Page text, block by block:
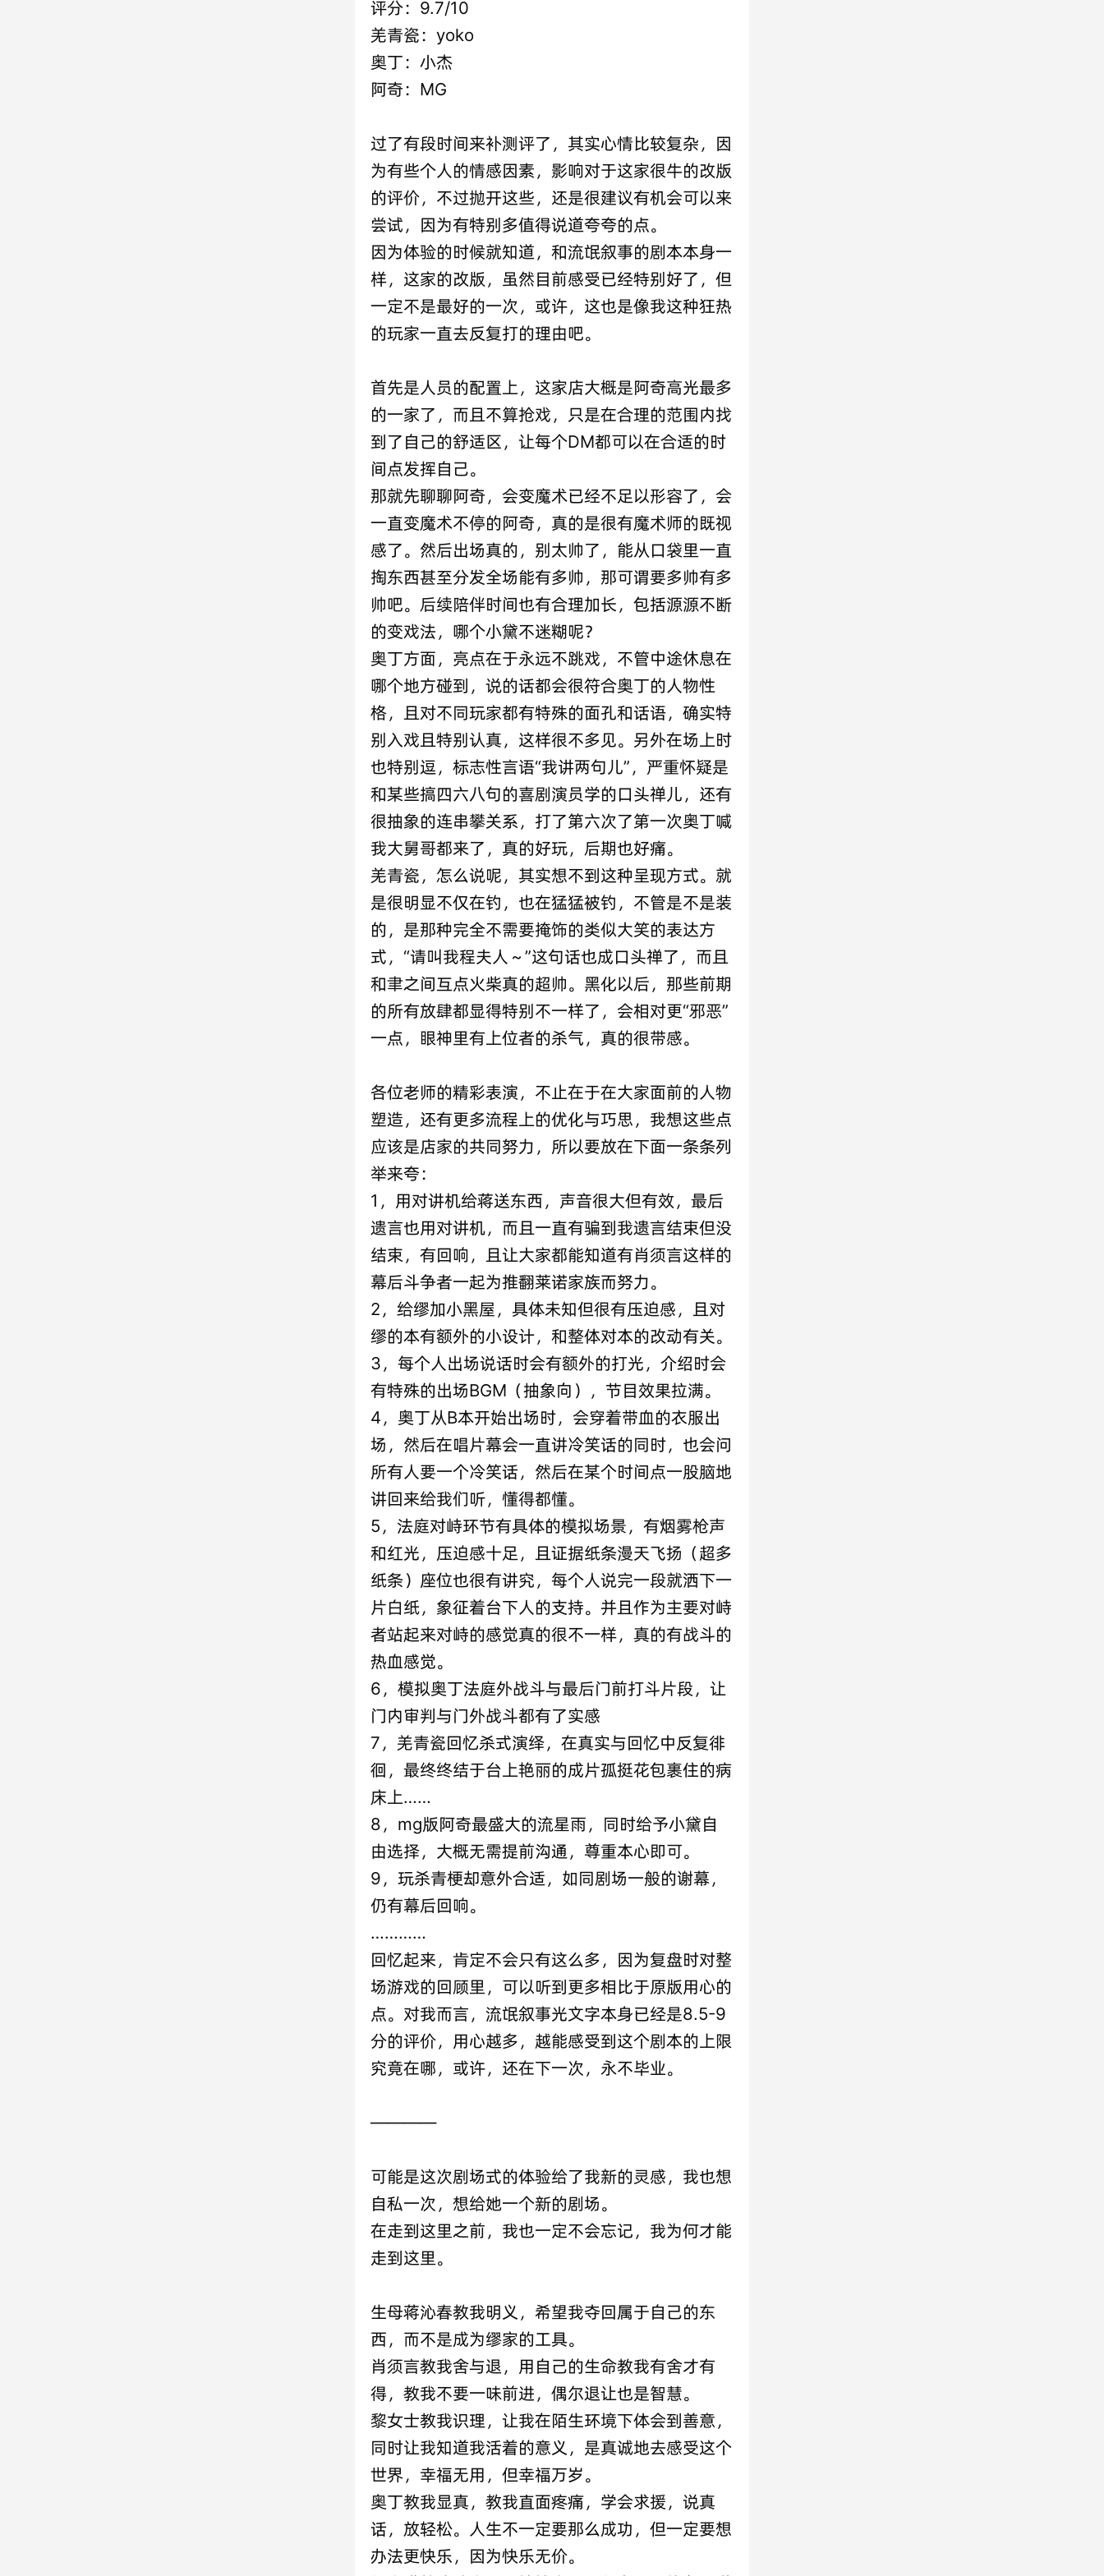
评分：9.7/10
羌青瓷：yoko
奥丁：小杰
阿奇：MG
过了有段时间来补测评了，其实心情比较复杂，因
为有些个人的情感因素，影响对于这家很牛的改版
的评价，不过抛开这些，还是很建议有机会可以来
尝试，因为有特别多值得说道夸夸的点。
因为体验的时候就知道，和流氓叙事的剧本本身一
样，这家的改版，虽然目前感受已经特别好了，但
一定不是最好的一次，或许，这也是像我这种狂热
的玩家一直去反复打的理由吧。
首先是人员的配置上，这家店大概是阿奇高光最多
的一家了，而且不算抢戏，只是在合理的范围内找
到了自己的舒适区，让每个DM都可以在合适的时
间点发挥自己。
那就先聊聊阿奇，会变魔术已经不足以形容了，会
一直变魔术不停的阿奇，真的是很有魔术师的既视
感了。然后出场真的，别太帅了，能从口袋里一直
掏东西甚至分发全场能有多帅，那可谓要多帅有多
帅吧。后续陪伴时间也有合理加长，包括源源不断
的变戏法，哪个小黛不迷糊呢？
奥丁方面，亮点在于永远不跳戏，不管中途休息在
哪个地方碰到，说的话都会很符合奥丁的人物性
格，且对不同玩家都有特殊的面孔和话语，确实特
别入戏且特别认真，这样很不多见。另外在场上时
也特别逗，标志性言语“我讲两句儿”，严重怀疑是
和某些搞四六八句的喜剧演员学的口头禅儿，还有
很抽象的连串攀关系，打了第六次了第一次奥丁喊
我大舅哥都来了，真的好玩，后期也好痛。
羌青瓷，怎么说呢，其实想不到这种呈现方式。就
是很明显不仅在钓，也在猛猛被钓，不管是不是装
的，是那种完全不需要掩饰的类似大笑的表达方
式，“请叫我程夫人～”这句话也成口头禅了，而且
和聿之间互点火柴真的超帅。黑化以后，那些前期
的所有放肆都显得特别不一样了，会相对更“邪恶”
一点，眼神里有上位者的杀气，真的很带感。
各位老师的精彩表演，不止在于在大家面前的人物
塑造，还有更多流程上的优化与巧思，我想这些点
应该是店家的共同努力，所以要放在下面一条条列
举来夸：
1，用对讲机给蒋送东西，声音很大但有效，最后
遗言也用对讲机，而且一直有骗到我遗言结束但没
结束，有回响，且让大家都能知道有肖须言这样的
幕后斗争者一起为推翻莱诺家族而努力。
2，给缪加小黑屋，具体未知但很有压迫感，且对
缪的本有额外的小设计，和整体对本的改动有关。
3，每个人出场说话时会有额外的打光，介绍时会
有特殊的出场BGM（抽象向），节目效果拉满。
4，奥丁从B本开始出场时，会穿着带血的衣服出
场，然后在唱片幕会一直讲冷笑话的同时，也会问
所有人要一个冷笑话，然后在某个时间点一股脑地
讲回来给我们听，懂得都懂。
5，法庭对峙环节有具体的模拟场景，有烟雾枪声
和红光，压迫感十足，且证据纸条漫天飞扬（超多
纸条）座位也很有讲究，每个人说完一段就洒下一
片白纸，象征着台下人的支持。并且作为主要对峙
者站起来对峙的感觉真的很不一样，真的有战斗的
热血感觉。
6，模拟奥丁法庭外战斗与最后门前打斗片段，让
门内审判与门外战斗都有了实感
7，羌青瓷回忆杀式演绎，在真实与回忆中反复徘
徊，最终终结于台上艳丽的成片孤挺花包裹住的病
床上……
8，mg版阿奇最盛大的流星雨，同时给予小黛自
由选择，大概无需提前沟通，尊重本心即可。
9，玩杀青梗却意外合适，如同剧场一般的谢幕，
仍有幕后回响。
…………
回忆起来，肯定不会只有这么多，因为复盘时对整
场游戏的回顾里，可以听到更多相比于原版用心的
点。对我而言，流氓叙事光文字本身已经是8.5-9
分的评价，用心越多，越能感受到这个剧本的上限
究竟在哪，或许，还在下一次，永不毕业。
————
可能是这次剧场式的体验给了我新的灵感，我也想
自私一次，想给她一个新的剧场。
在走到这里之前，我也一定不会忘记，我为何才能
走到这里。
生母蒋沁春教我明义，希望我夺回属于自己的东
西，而不是成为缪家的工具。
肖须言教我舍与退，用自己的生命教我有舍才有
得，教我不要一味前进，偶尔退让也是智慧。
黎女士教我识理，让我在陌生环境下体会到善意，
同时让我知道我活着的意义，是真诚地去感受这个
世界，幸福无用，但幸福万岁。
奥丁教我显真，教我直面疼痛，学会求援，说真
话，放轻松。人生不一定要那么成功，但一定要想
办法更快乐，因为快乐无价。